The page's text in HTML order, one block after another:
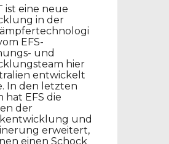
ist eine neue
in der
EFS-
und
hier
entwickelt
In den letzten
hat EFS die
der
und
erweitert,
einen Schock